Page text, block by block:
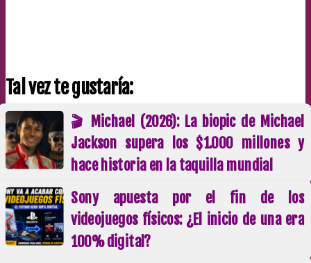
Tal vez te gustaría:
🎬 Michael (2026): La biopic de Michael
Jackson supera los $1.000 millones y
hace historia en la taquilla mundial
Sony apuesta por el fin de los
videojuegos físicos: ¿El inicio de una era
100% digital?